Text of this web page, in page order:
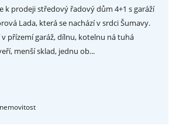
k prodeji středový řadový dům 4+1 s garáží
Lada, která se nachází v srdci Šumavy.
přízemí garáž, dílnu, kotelnu ná tuhá
menší sklad, jednu ob...